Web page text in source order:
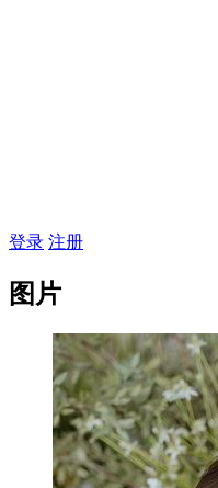
登录 注册
图片